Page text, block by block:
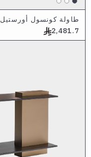
طاولة كونسول أورستيل
2,481.7